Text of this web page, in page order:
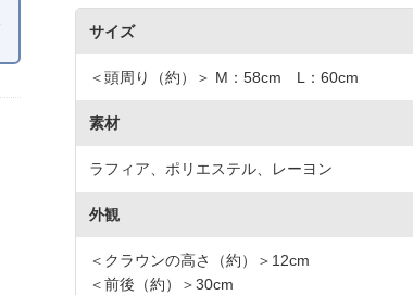
サイズ
＜頭周り（約）＞ M：58cm L：60cm
素材
ラフィア、ポリエステル、レーヨン
外観
＜クラウンの高さ（約）＞12cm
＜前後（約）＞30cm